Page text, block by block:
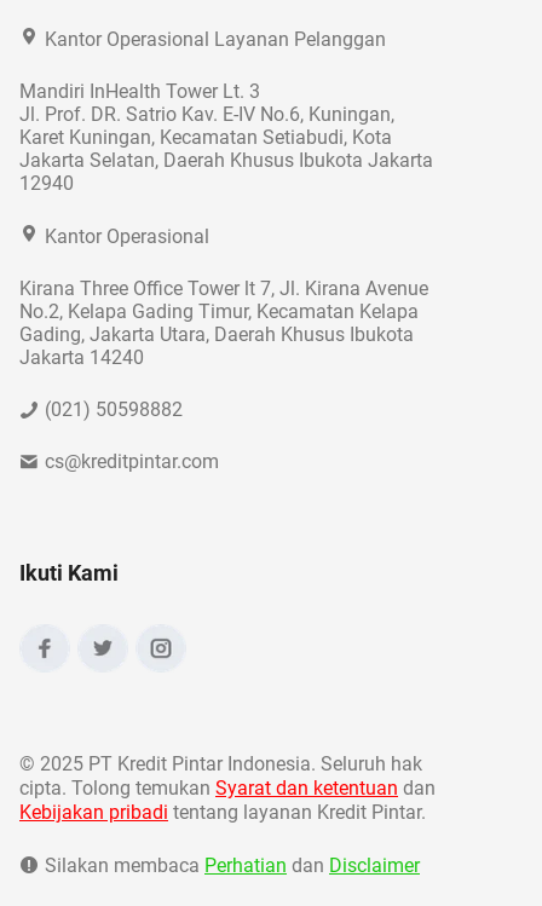
Kantor Operasional Layanan Pelanggan
Mandiri InHealth Tower Lt. 3
Jl. Prof. DR. Satrio Kav. E-IV No.6, Kuningan,
Karet Kuningan, Kecamatan Setiabudi, Kota
Jakarta Selatan, Daerah Khusus Ibukota Jakarta
12940
Kantor Operasional
Kirana Three Office Tower lt 7, Jl. Kirana Avenue
No.2, Kelapa Gading Timur, Kecamatan Kelapa
Gading, Jakarta Utara, Daerah Khusus Ibukota
Jakarta 14240
(021) 50598882
cs@kreditpintar.com
Ikuti Kami
© 2025 PT Kredit Pintar Indonesia. Seluruh hak
cipta. Tolong temukan Syarat dan ketentuan dan
Kebijakan pribadi tentang layanan Kredit Pintar.
Silakan membaca Perhatian dan Disclaimer